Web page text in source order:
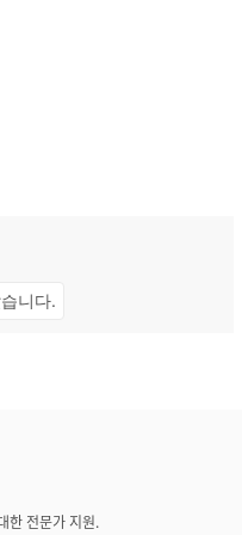
니다.
한 전문가 지원.